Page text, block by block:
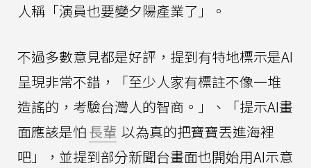
人稱「演員也要變夕陽產業了」。
不過多數意見都是好評，提到有特地標示是AI
呈現非常不錯，「至少人家有標註不像一堆
造謠的，考驗台灣人的智商。」、「提示AI畫
面應該是怕長輩 以為真的把寶寶丟進海裡
吧」，並提到部分新聞台畫面也開始用AI示意